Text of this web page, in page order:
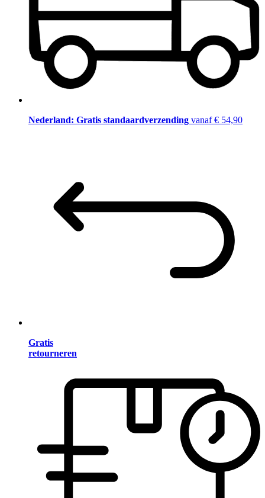
Nederland: Gratis standaardverzending vanaf € 54,90
Gratis
retourneren